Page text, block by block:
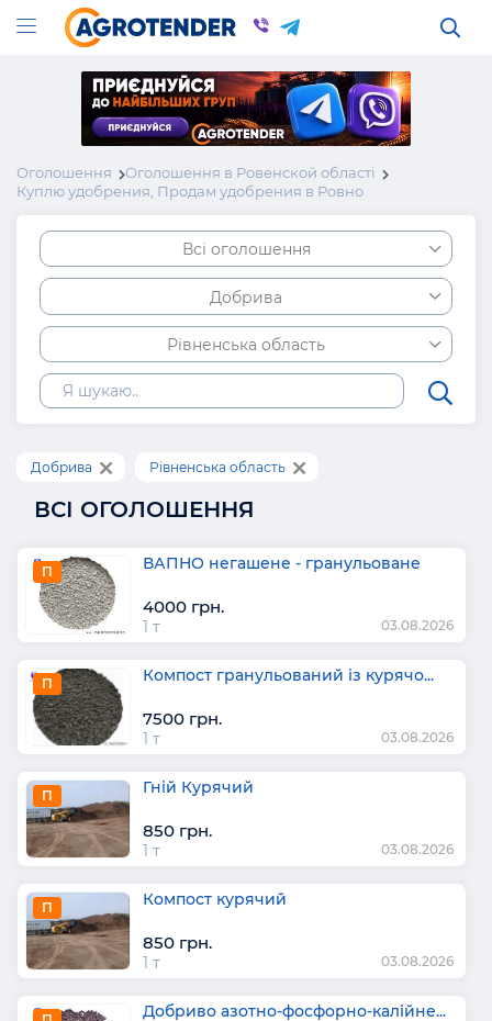
Оголошення
Оголошення в Ровенской області
Куплю удобрения, Продам удобрения в Ровно
Всі оголошення
Добрива
Рівненська область
Добрива Рівненська область
ВСІ ОГОЛОШЕННЯ
П ВАПНО негашене - гранульоване
4000 грн.
1 т 03.08.2026
П Компост гранульований із курячо...
7500 грн.
1 т 03.08.2026
П Гній Курячий
850 грн.
1 т 03.08.2026
П Компост курячий
850 грн.
1 т 03.08.2026
Добриво азотно-фосфорно-калійне...